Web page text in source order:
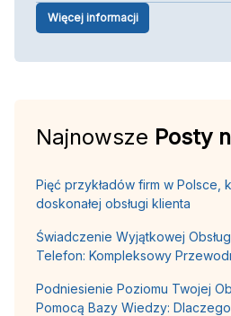
Więcej informacji
Najnowsze Posty
Pięć przykładów firm w Polsce,
doskonałej obsługi klienta
Świadczenie Wyjątkowej
Telefon: Kompleksowy
Podniesienie Poziomu Twojej
Pomocą Bazy Wiedzy: